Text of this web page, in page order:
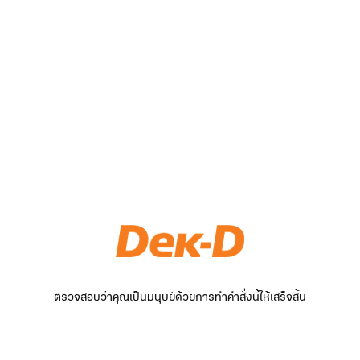
ตรวจสอบว่าคุณเป็นมนุษย์ด้วยการทำคำสั่งนี้ให้เสร็จสิ้น